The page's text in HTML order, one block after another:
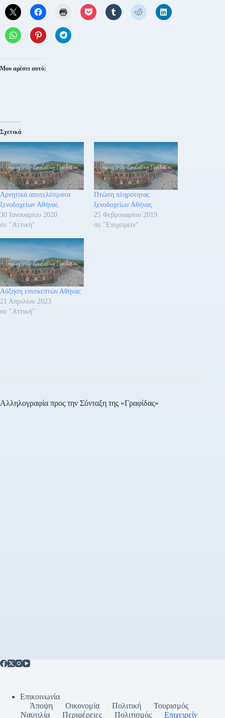
Μου αρέσει αυτό:
Σχετικά
Αρνητικά αποτελέσματα
ξενοδοχείων Αθήνας
30 Ιανουαρίου 2020
σε "Αττική"
Πτώση πληρότητας
ξενοδοχείων Αθήνας
25 Φεβρουαρίου 2019
σε "Επιχειρείν"
Αύξηση επισκεπτών Αθήνας
21 Απριλίου 2023
σε "Αττική"
Αλληλογραφία προς την Σύνταξη της «Γραφίδας»
Επικοινωνία
Άποψη
Οικονομία Πολιτική
Τουρισμός
Ναυτιλία
Περιφέρειες Πολιτισμός Επιχειρείν